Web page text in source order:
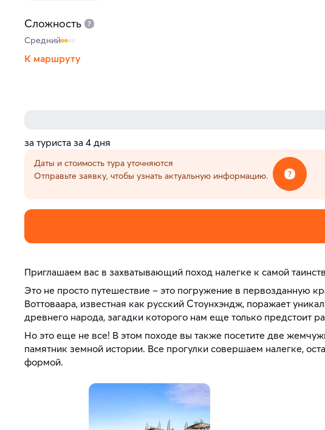
Сложность
Средний
К маршруту
за туриста за 4 дня
Даты и стоимость тура уточняются
Отправьте заявку, чтобы узнать актуальную информацию.
Приглашаем вас в захватывающий поход налегке к самой
Это не просто путешествие – это погружение в первозданную
Воттоваара, известная как русский Стоунхэндж, поражает
древнего народа, загадки которого нам еще только предстоит
Но это еще не все! В этом походе вы также посетите две
памятник земной истории. Все прогулки совершаем налегке,
формой.